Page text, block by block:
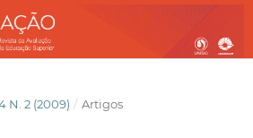
N. 2 (2009) / Artigos